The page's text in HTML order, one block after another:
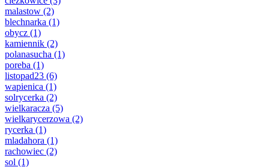
malastow (2)
blechnarka (1)
obycz (1)
kamiennik (2)
polanasucha (1)
poreba (1)
listopad23 (6)
wapienica (1)
solrycerka (2)
wielkaracza (5)
wielkarycerzowa (2)
rycerka (1)
mladahora (1)
rachowiec (2)
sol (1)